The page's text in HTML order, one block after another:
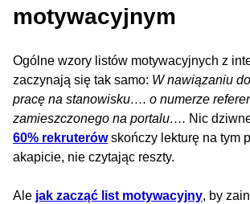
motywacyjnym
Ogólne wzory listów motywacyjnych z
zaczynają się tak samo: W nawiązaniu
pracę na stanowisku…. o numerze
zamieszczonego na portalu…. Nic
60% rekruterówskończy lekturę na tym
akapicie, nie czytając reszty.
Ale jak zacząć list motywacyjny, by